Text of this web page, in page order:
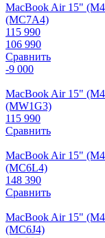
MacBook Air 15"
(MC7A4)
115 990
106 990
Сравнить
-9 000
MacBook Air 15"
(MW1G3)
115 990
Сравнить
MacBook Air 15"
(MC6L4)
148 390
Сравнить
MacBook Air 15"
(MC6J4)